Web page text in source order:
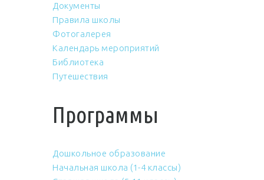
Документы
Правила школы
Фотогалерея
Календарь мероприятий
Библиотека
Путешествия
Программы
Дошкольное образование
Начальная школа (1-4 классы)